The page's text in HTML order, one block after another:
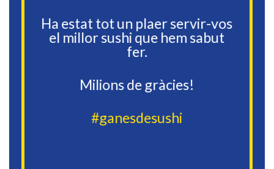
Ha estat tot un plaer servir-vos
el millor sushi que hem sabut
fer.
Milions de gràcies!
#ganesdesushi